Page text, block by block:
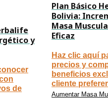
y
de
Plan Básico
Bolivia:
Masa
Eficaz
Haz clic aquí
precios y
beneficios
cliente
Aumentar Masa